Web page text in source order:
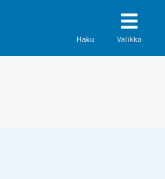
Haku Valikko